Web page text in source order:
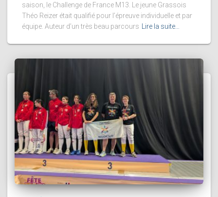
saison, le Challenge de France M13. Le jeune Grassois
Théo Reizer était qualifié pour l’épreuve individuelle et par
équipe. Auteur d’un très beau parcours
Lire la suite…